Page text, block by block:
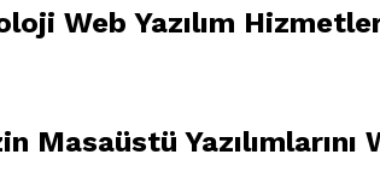
Web Yazılım
Masaüstü Yazılımlarını